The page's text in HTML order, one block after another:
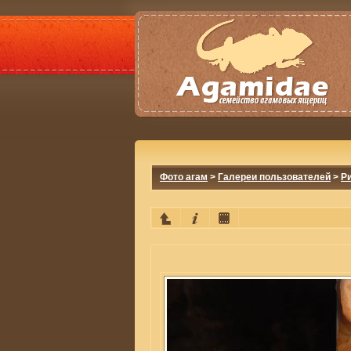
Фото агам > Галереи пользователей >